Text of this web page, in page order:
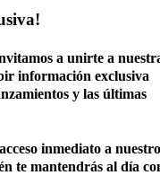
a unirte a
información exclusiva
y las últimas
inmediato a
te mantendrás al día